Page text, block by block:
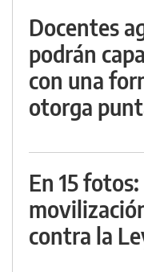
Docentes
podrán
con una
otorga
En 15
contra la